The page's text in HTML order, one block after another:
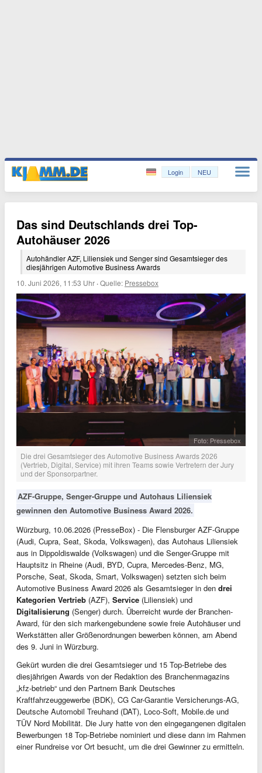
Login NEU
Das sind Deutschlands drei Top-
Autohäuser 2026
Autohändler AZF, Liliensiek und Senger sind Gesamtsieger des
diesjährigen Automotive Business Awards
10. Juni 2026, 11:53 Uhr ·Quelle: Pressebox
Foto: Pressebox
Die drei Gesamtsieger des Automotive Business Awards 2026
(Vertrieb, Digital, Service) mit ihren Teams sowie Vertretern der Jury
und der Sponsorpartner.
AZF-Gruppe, Senger-Gruppe und Autohaus Liliensiek
gewinnen den Automotive Business Award 2026.
Würzburg, 10.06.2026 (PresseBox) - Die Flensburger AZF-Gruppe
(Audi, Cupra, Seat, Skoda, Volkswagen), das Autohaus Liliensiek
aus in Dippoldiswalde (Volkswagen) und die Senger-Gruppe mit
Hauptsitz in Rheine (Audi, BYD, Cupra, Mercedes-Benz, MG,
Porsche, Seat, Skoda, Smart, Volkswagen) setzten sich beim
Automotive Business Award 2026 als Gesamtsieger in den drei
Kategorien Vertrieb (AZF), Service (Liliensiek) und
Digitalisierung (Senger) durch. Überreicht wurde der Branchen-
Award, für den sich markengebundene sowie freie Autohäuser und
Werkstätten aller Größenordnungen bewerben können, am Abend
des 9. Juni in Würzburg.
Gekürt wurden die drei Gesamtsieger und 15 Top-Betriebe des
diesjährigen Awards von der Redaktion des Branchenmagazins
„kfz-betrieb“ und den Partnern Bank Deutsches
Kraftfahrzeuggewerbe (BDK), CG Car-Garantie Versicherungs-AG,
Deutsche Automobil Treuhand (DAT), Loco-Soft, Mobile.de und
TÜV Nord Mobilität. Die Jury hatte von den eingegangenen digitalen
Bewerbungen 18 Top-Betriebe nominiert und diese dann im Rahmen
einer Rundreise vor Ort besucht, um die drei Gewinner zu ermitteln.